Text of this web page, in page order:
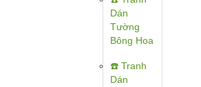
Dán
Tường
Bông Hoa
☎️ Tranh
Dán